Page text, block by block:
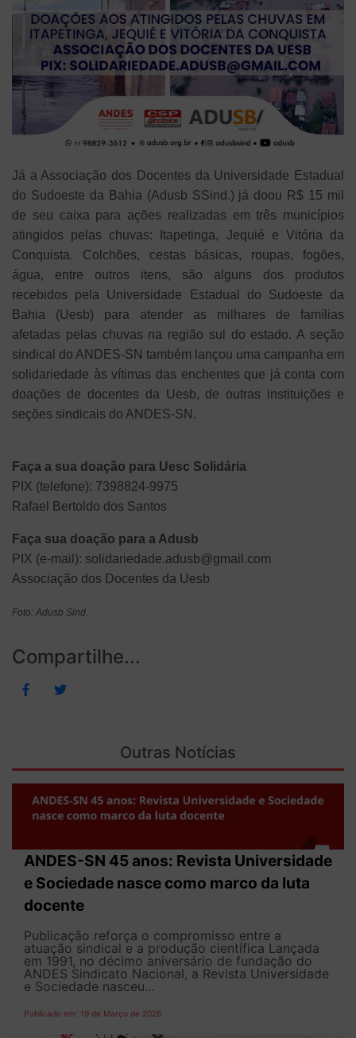
Já a Associação dos Docentes da Universidade Estadual
do Sudoeste da Bahia (Adusb SSind.) já doou R$ 15 mil
de seu caixa para ações realizadas em três municípios
atingidos pelas chuvas: Itapetinga, Jequié e Vitória da
Conquista. Colchões, cestas básicas, roupas, fogões,
água, entre outros itens, são alguns dos produtos
recebidos pela Universidade Estadual do Sudoeste da
Bahia (Uesb) para atender as milhares de famílias
afetadas pelas chuvas na região sul do estado. A seção
sindical do ANDES-SN também lançou uma campanha em
solidariedade às vítimas das enchentes que já conta com
doações de docentes da Uesb, de outras instituições e
seções sindicais do ANDES-SN.
Faça a sua doação para Uesc Solidária
PIX (telefone): 7398824-9975
Rafael Bertoldo dos Santos
Faça sua doação para a Adusb
PIX (e-mail): solidariedade.adusb@gmail.com
Associação dos Docentes da Uesb
Foto: Adusb Sind.
Compartilhe...
Outras Notícias
ANDES-SN 45 anos: Revista Universidade
e Sociedade nasce como marco da luta
docente
Publicação reforça o compromisso entre a
atuação sindical e a produção científica Lançada
em 1991, no décimo aniversário de fundação do
ANDES Sindicato Nacional, a Revista Universidade
e Sociedade nasceu...
Publicado em: 19 de Março de 2026